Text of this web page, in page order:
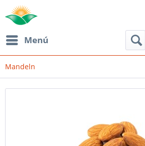
Menú
Mandeln